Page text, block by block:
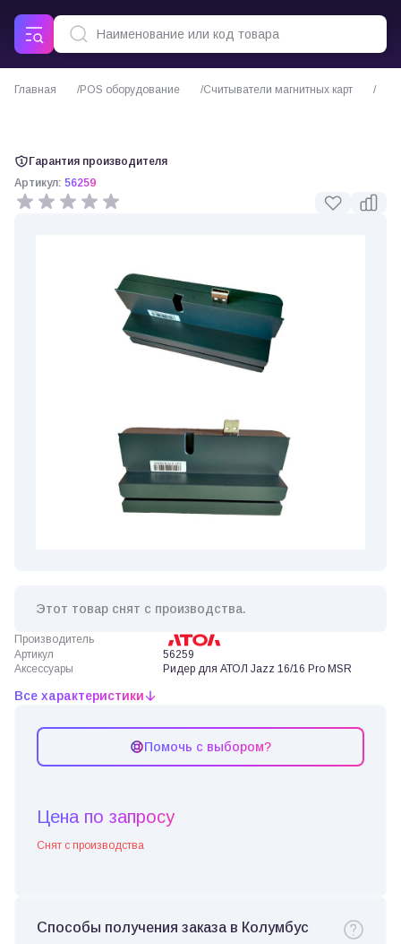
Главная POS оборудование
Считыватели магнитных карт
Гарантия производителя
Артикул: 56259
Этот товар снят с производства.
Производитель
Артикул
56259
Аксессуары
Ридер для АТОЛ Jazz 16/16 Pro MSR
Все характеристики
Помочь с выбором?
Цена по запросу
Снят с производства
Способы получения заказа в Колумбус